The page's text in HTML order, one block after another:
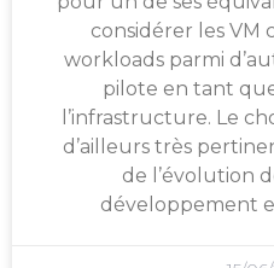
considérer les VM
workloads parmi
pilote en tant
l’infrastructure. Le
d’ailleurs très
de l’évolution
développement